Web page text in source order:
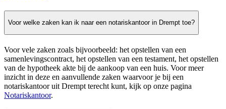
Voor welke zaken kan ik naar een notariskantoor in Drempt toe?
Voor vele zaken zoals bijvoorbeeld: het opstellen van een
samenlevingscontract, het opstellen van een testament, het opstellen
van de hypotheek akte bij de aankoop van een huis. Voor meer
inzicht in deze en aanvullende zaken waarvoor je bij een
notariskantoor uit Drempt terecht kunt, kijk op onze pagina
Notariskantoor.